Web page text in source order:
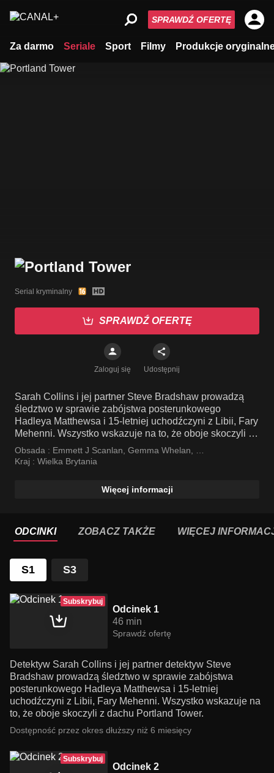
Za darmo Seriale Sport Filmy Produkcje
SPRAWDŹ OFERTĘ
Serial kryminalny
SPRAWDŹ OFERTĘ
Zaloguj się Udostępnij
Sarah Collins i jej partner Steve Bradshaw prowadzą
śledztwo w sprawie zabójstwa posterunkowego
Hadleya Matthewsa i 15-letniej uchodźczyni z Libii, Fary
Mehenni. Wszystko wskazuje na to, że oboje skoczyli z
dachu Portland Tower.
Obsada : Emmett J Scanlan Gemma Whelan
Jimmy Akingbola
Kraj : Wielka Brytania
Więcej informacji
ODCINKI ZOBACZ TAKŻE WIĘCEJ
S1 S3
Subskrybuj
Odcinek 1
46 min
Sprawdź ofertę
Detektyw Sarah Collins i jej partner detektyw Steve
Bradshaw prowadzą śledztwo w sprawie zabójstwa
posterunkowego Hadleya Matthewsa i 15-letniej
uchodźczyni z Libii, Fary Mehenni. Wszystko wskazuje na
to, że oboje skoczyli z dachu Portland Tower.
Dostępność przez okres dłuższy niż 6 miesięcy
Subskrybuj
Odcinek 2